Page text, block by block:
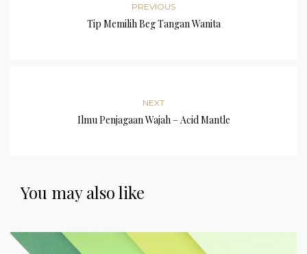
PREVIOUS
Tip Memilih Beg Tangan Wanita
NEXT
Ilmu Penjagaan Wajah – Acid Mantle
You may also like